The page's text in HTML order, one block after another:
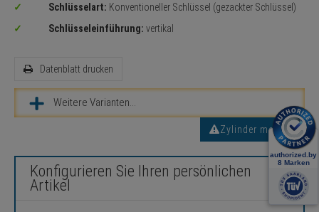
Schlüsselart: Konventioneller Schlüssel (gezackter Schlüssel)
Schlüsseleinführung: vertikal
Datenblatt drucken
Weitere Varianten...
Zylinder messen
Konfigurieren Sie Ihren persönlichen
Artikel